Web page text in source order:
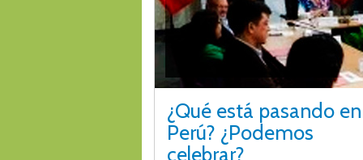
¿Qué está pasando
Perú? ¿Podemos
celebrar?